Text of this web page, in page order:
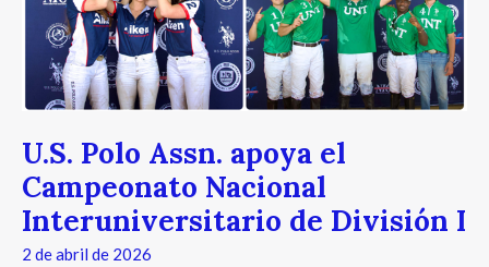
U.S. Polo Assn. apoya el
Campeonato Nacional
Interuniversitario de División I
2 de abril de 2026
Campeonato
Nacional
Interuniversitario
de
I